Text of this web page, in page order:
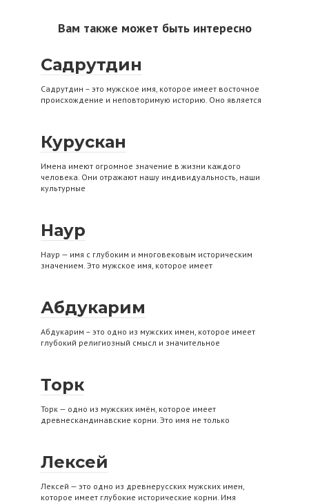
Вам также может быть интересно
Садрутдин
Садрутдин – это мужское имя, которое имеет восточное
происхождение и неповторимую историю. Оно является
Курускан
Имена имеют огромное значение в жизни каждого
человека. Они отражают нашу индивидуальность, наши
культурные
Наур
Наур — имя с глубоким и многовековым историческим
значением. Это мужское имя, которое имеет
Абдукарим
Абдукарим – это одно из мужских имен, которое имеет
глубокий религиозный смысл и значительное
Торк
Торк — одно из мужских имён, которое имеет
древнескандинавские корни. Это имя не только
Лексей
Лексей — это одно из древнерусских мужских имен,
которое имеет глубокие исторические корни. Имя